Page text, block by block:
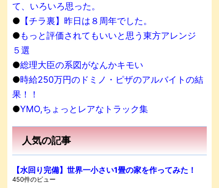
て、いろいろ思った。
● 【チラ裏】昨日は８周年でした。
●もっと評価されてもいいと思う東方アレンジ
５選
●総理大臣の系図がなんかキモい
●時給250万円のドミノ・ピザのアルバイトの結
果！！
●YMO,ちょっとレアなトラック集
人気の記事
【水回り完備】世界一小さい1畳の家を作ってみた！
450件のビュー